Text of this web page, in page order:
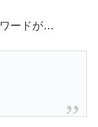
ードが…